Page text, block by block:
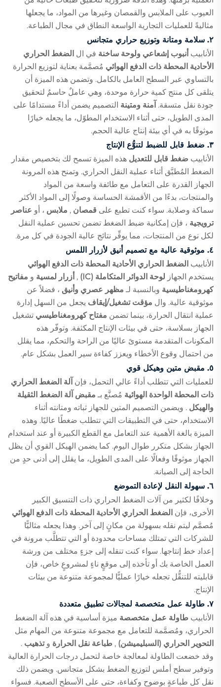
العيوب على الملابس والقمصان وغيرها من المواد، ما يجعلها
مثاليةً للعمليات التجارية الواسعة النطاق في مجال الطباعة.
٢. سلامة ومتانة وتوزيع حراري متجانس
الأنابيب أنبوب إشعاعي ولوحة ساخنة في ال الضغط الحراري
الأحادية المحطة ذات الدفع الهوائي مُصمَّمة بعناية لتوزيع الحرارة
بالتساوي عبر السطح العامل بالكامل. وتضمن هذه الميزة أن
يتلقى كل منتج كمية حرارة موحدة، وهي عاملٌ حاسمٌ لتحقيق
جودة نقل متسقة. آمنة ومتينة التصميم يضمن أداءً مستدامًا على
المدى الطويل، حتى أثناء الاستخدام المطوّل، ما يجعله خيارًا
موثوقًا به في أي بيئة إنتاج عالية الحجم.
٣. ضغط قابل للضبط لتنوُّع الإنتاج
الأنابيب ضغط قابل للتعديل هذه الميزة تسمح لك بتخصيص مقدار
الضغط المُطبَّق أثناء عملية النقل الحراري. وتمنح هذه المرونة
الجهاز القدرة على التعامل مع طائفة واسعة من المواد
والمنتجات، بدءًا من الأقمشة الحساسة وصولًا إلى المواد الأكثر
سماكة وصلابة. سواء كنت تطبع على قمصان , ملابس ، أو عناصر
ترويجية ، فإن إمكانية ضبط الضغط تضمن تحسين عملية النقل
لكل نوع من المنتجات، مما يوفِّر نتائج عالية الجودة في كل مرة.
٤. موثوقية عالية مع تصميم أنيق لأزرار اللمس
الأنابيب الضغط الحراري الأحادية المحطة ذات الدفع الهوائي
يستخدم الجهاز لوحة الدوائر المتكاملة (IC) , أزرار لمسية و مفاتيح
كهرومغناطيسية وبالنسبة لـ مظهر عصري وأنيق ، فضلاً عن
موثوقية عالية. وال مؤقت تشغيل/إيقاف يجعل من السهل إدارة
عملية انتقال الحرارة، بينما تضمن مفتاح كهرومغناطيسي تشغيل
الجهاز بسلاسة، حتى في بيئات الإنتاج المكثفة. وتوفّر هذه
المكونات المتقدمة مستوىً عاليًا من الراحة والتحكم، مما يقلل
من احتمال وقوع الأخطاء ويعزز كفاءة سير العمل بشكل عام.
٥. مقبض متين وهيكل قوي
للعمليات التي تتطلب أداءً عالي التحمل، فإن آلة الضغط الحراري
ذات المحطة الواحدة الهوائية مُصنَّع بـ مقبض آلة الضغط الثقيلة
والهيكل . ويضمن التصميم المتين للجهاز ثباته ومتانته أثناء
الاستخدام، حتى في التطبيقات التي تتطلب ضغطًا عاليًا. وهذه
الميزة بالغة الأهمية عند التعامل مع القطع الكبيرة أو عند استخدام
الجهاز بشكل متكرر طوال اليوم. كما يضمن الهيكل القوي أن يظل
الجهاز موثوقًا وفعالًا على المدى الطويل، ما يقلل إلى أدنى حدٍ من
الحاجة إلى الصيانة.
٦. سهولة النقل لإعادة التموضع
وخلافًا لكثير من آلات الضغط الحراري ذات التنسيق الكبير
الأخرى، فإن الضغط الحراري الأحادية المحطة ذات الدفع الهوائي
مُصمَّم ليتم نقله بسهولة من مكانٍ إلى آخر. وهذا يجعله مثاليًّا
للشركات التي تمتلك مساحات محدودة أو التي تتطلَّب مرونة في
إعداد خط إنتاجها. سواء كنت تنقله إلى جزءٍ مختلف من ورشة
العمل الخاصة بك أو تأخذه إلى موقعٍ ناءٍ لمشروعٍ خاص، فإن
قابليته للتنقُّل تجعله خيارًا عمليًّا لمجموعة متنوعة من بيئات
الإنتاج.
٧. طاولة عمل متخصصة لمجالات تطبيق متعددة
الأنابيب طاولة عمل متخصصة ميزة أساسية في هذه آلة الضغط
الحراري، ومُصمَّمة للتعامل مع مجموعة متنوعة من المهام مثل
التحوير الحراري (السبليميشن) , طباعة نقل الحرارة وتذهيب .
وقد خضعت الطاولة لمعالجة خاصة لتحمل درجات الحرارة العالية
وتوفير سطح أملس لتوزيع الضغط بشكل متجانس. ويضمن ذلك
نقل كل طباعةٍ بوضوح وكفاءة، حتى على الأسطح الصعبة. فسواء